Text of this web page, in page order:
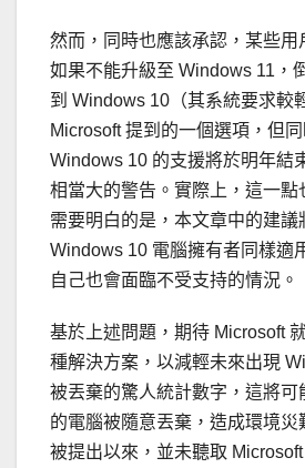
然而，同時也應該承認，某些用
如果不能升級至 Windows 11，
到 Windows 10（其系統要求較
Microsoft 提到的一個選項，但
Windows 10 的支援將於明年結
相當大的警告。實際上，這一
需要明白的是，本文章中的建議
Windows 10 電腦擁有者同樣適
自己也會面臨不受支持的情況。
基於上述問題，期待 Microsoft
種解決方案，以減輕未來出現
被丟棄的驚人統計數字，這將可
的電腦被隨意丟棄，造成環境災
被提出以來，並未聽取